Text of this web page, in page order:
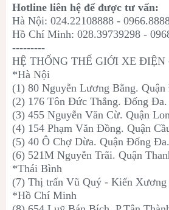
Hotline liên hệ để được tư vấn:
Hà Nội: 024.22108888 -
Hồ Chí Minh: 028.39739298 -
---------
HỆ THỐNG THẾ GIỚI XE ĐIỆN
*Hà Nội
(1) 80 Nguyễn Lương Bằng.
(2) 176 Tôn Đức Thắng. Đống
(3) 455 Nguyễn Văn Cừ. Quận
(4) 154 Phạm Văn Đồng. Quận
(5) 40 Ô Chợ Dừa. Quận Đống
(6) 521M Nguyễn Trãi. Quận
*Thái Bình
(7) Thị trấn Vũ Quý - Kiến
*Hồ Chí Minh